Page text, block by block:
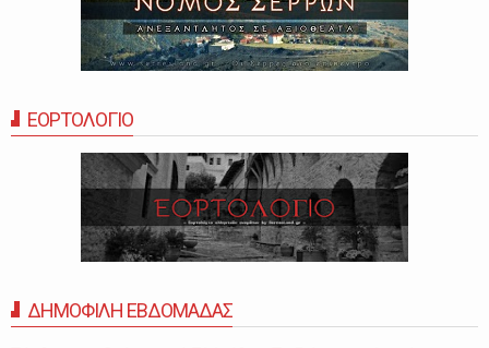
ΕΟΡΤΟΛΟΓΙΟ
ΔΗΜΟΦΙΛΗ ΕΒΔΟΜΑΔΑΣ